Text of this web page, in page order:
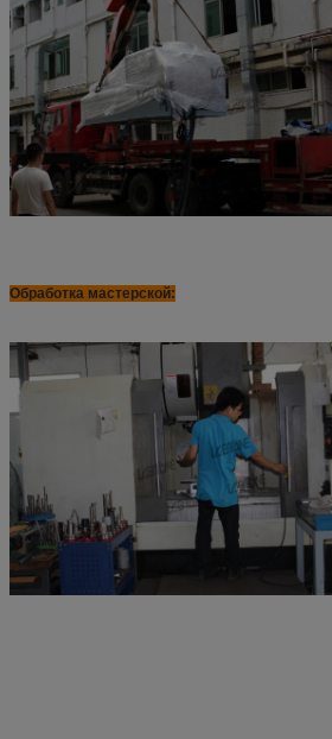
Обработка мастерской: